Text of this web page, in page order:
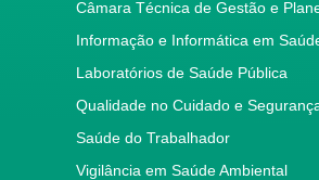
Câmara Técnica de Gestão e
Informação e Informática em
Laboratórios de Saúde Pública
Qualidade no Cuidado e
Saúde do Trabalhador
Vigilância em Saúde Ambiental